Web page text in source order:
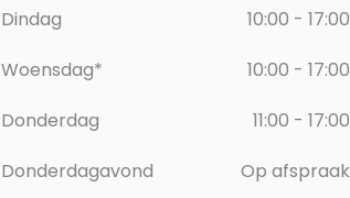
Dindag
10:00 - 17:00
Woensdag*
10:00 - 17:00
Donderdag
11:00 - 17:00
Donderdagavond
Op afspraak